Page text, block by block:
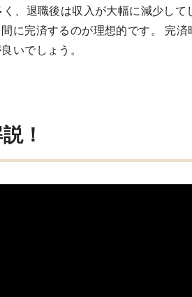
、退職後は収入が大幅に減少し
に完済するのが理想的です。 完
いでしょう。
！